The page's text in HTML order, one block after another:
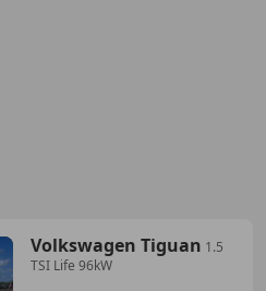
Volkswagen Tiguan 1.5
TSI Life 96kW